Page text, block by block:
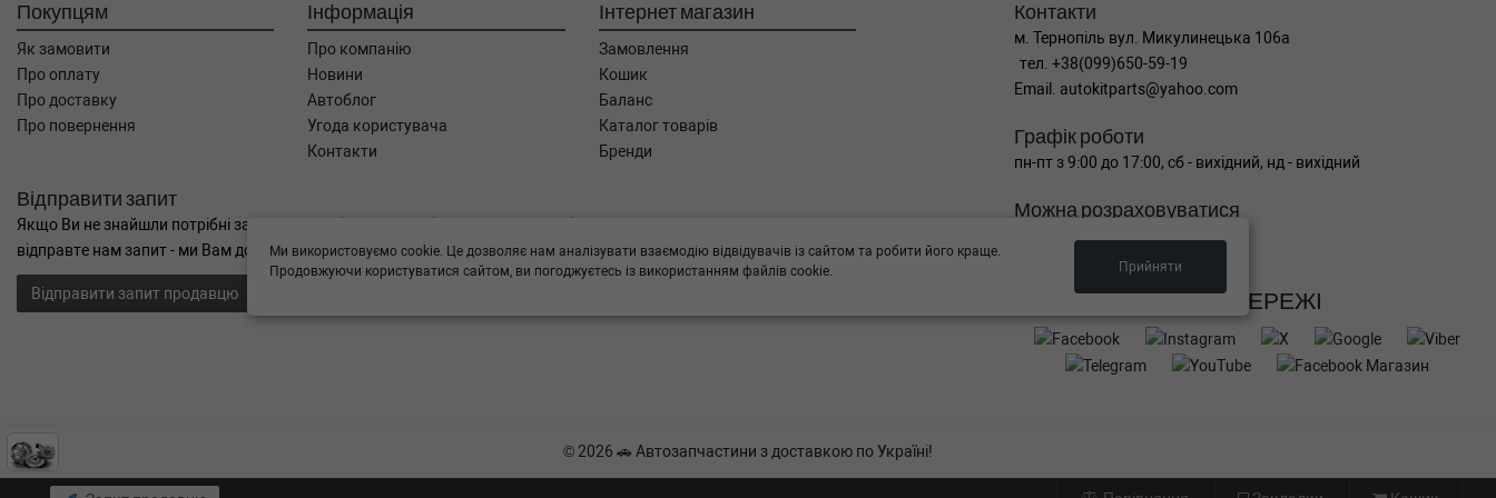
Покупцям
Як замовити
Про оплату
Про доставку
Про повернення
Інформація
Про компанію
Новини
Автоблог
Угода користувача
Контакти
Інтернет магазин
Замовлення
Кошик
Баланс
Каталог товарів
Бренди
Відправити запит
Якщо Ви не знайшли потрібні запчастини, або Вам потрібна допомога в підборі,
відправте нам запит - ми Вам допоможемо
Відправити запит продавцю
Контакти
м. Тернопіль вул. Микулинецька 106а
тел. +38(099)650-59-19
Email. autokitparts@yahoo.com
Графік роботи
пн-пт з 9:00 до 17:00, сб - вихідний, нд - вихідний
Можна розраховуватися
СОЦ МЕРЕЖІ
© 2026 🚗 Автозапчастини з доставкою по Україні!
Ми використовуємо cookie. Це дозволяє нам аналізувати взаємодію відвідувачів із сайтом та робити його краще.
Продовжуючи користуватися сайтом, ви погоджуєтесь із використанням файлів cookie.
Прийняти